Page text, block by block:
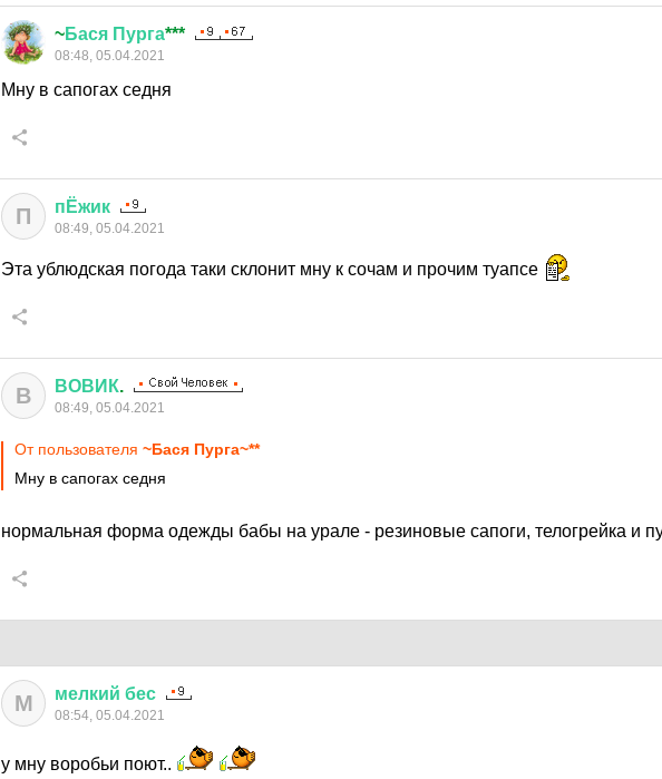
~Бася Пурга***
08:48, 05.04.2021
Мну в сапогах седня
П пЁжик
08:49, 05.04.2021
Эта ублюдская погода таки склонит мну к сочам и прочим туапсе
В ВОВИК.
08:49, 05.04.2021
От пользователя ~Бася Пурга~**
Мну в сапогах седня
нормальная форма одежды бабы на урале - резиновые сапоги, телогрейка и
М мелкий бес
08:54, 05.04.2021
у мну воробьи поют..